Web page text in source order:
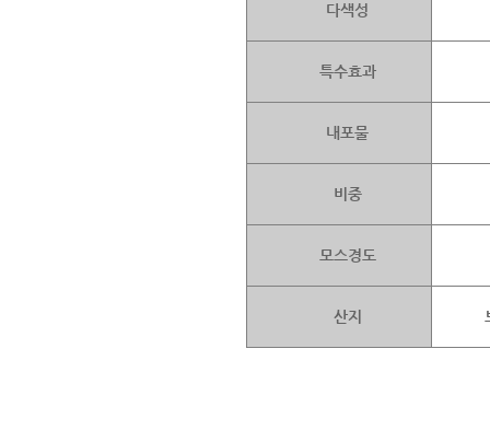
다색성
특수효과
내포물
비중
모스경도
산지